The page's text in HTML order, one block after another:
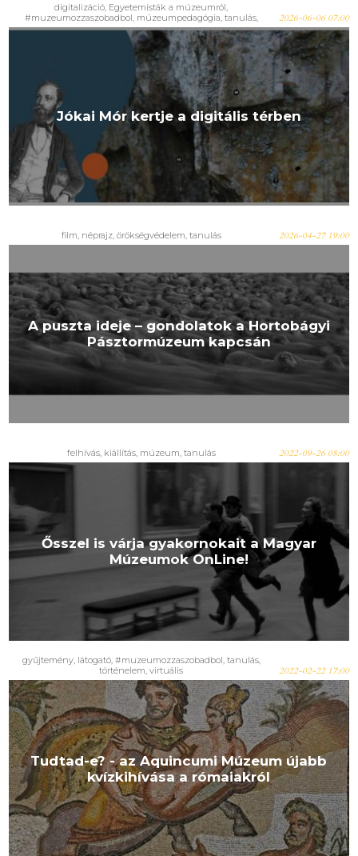
digitalizáció, Egyetemisták a múzeumról,
#muzeumozzaszobadbol, múzeumpedagógia, tanulás,
virtuális
2026-06-06 07:00
Jókai Mór kertje a digitális térben
film néprajz, örökségvédelem tanulás 2026-04-27 19:00
A puszta ideje – gondolatok a Hortobágyi
Pásztormúzeum kapcsán
felhívás, kiállítás, múzeum tanulás 2022-09-26 08:00
Ősszel is várja gyakornokait a Magyar
Múzeumok OnLine!
gyűjtemény, látogató, #muzeumozzaszobadbol tanulás,
történelem virtuális 2022-02-22 17:00
Tudtad-e? - az Aquincumi Múzeum újabb
kvízkihívása a rómaiakról